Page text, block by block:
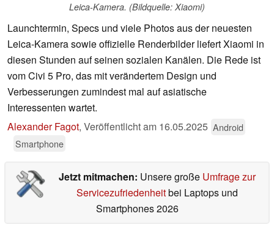
Leica-Kamera. (Bildquelle: Xiaomi)
Launchtermin, Specs und viele Photos aus der neuesten
Leica-Kamera sowie offizielle Renderbilder liefert Xiaomi in
diesen Stunden auf seinen sozialen Kanälen. Die Rede ist
vom Civi 5 Pro, das mit verändertem Design und
Verbesserungen zumindest mal auf asiatische
Interessenten wartet.
Alexander Fagot, Veröffentlicht am 16.05.2025 Android
Smartphone
Jetzt mitmachen: Unsere große Umfrage zur
Servicezufriedenheitbei Laptops und
Smartphones 2026